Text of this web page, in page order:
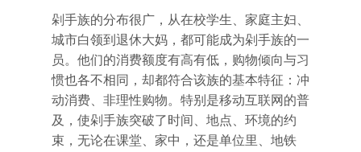
剁手族的分布很广，从在校学生、家庭主妇、
城市白领到退休大妈，都可能成为剁手族的一
员。他们的消费额度有高有低，购物倾向与习
惯也各不相同，却都符合该族的基本特征：冲
动消费、非理性购物。特别是移动互联网的普
及，使剁手族突破了时间、地点、环境的约
束，无论在课堂、家中，还是单位里、地铁